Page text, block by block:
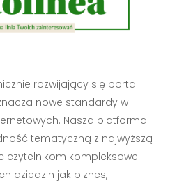
rozwijający się portal
nowe standardy w
Nasza platforma
tematyczną z najwyższą
czytelnikom kompleksowe
dziedzin jak biznes,